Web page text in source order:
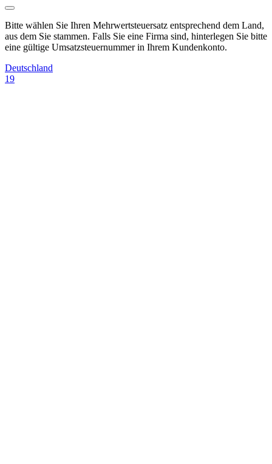
Bitte wählen Sie Ihren Mehrwertsteuersatz entsprechend dem Land,
aus dem Sie stammen. Falls Sie eine Firma sind, hinterlegen Sie bitte
eine gültige Umsatzsteuernummer in Ihrem Kundenkonto.
Deutschland
19